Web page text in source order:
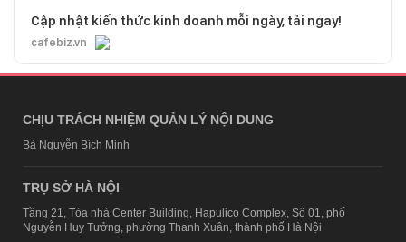
Cập nhật kiến thức kinh doanh mỗi ngày, tải ngay!
cafebiz.vn
CHỊU TRÁCH NHIỆM QUẢN LÝ NỘI DUNG
Bà Nguyễn Bích Minh
TRỤ SỞ HÀ NỘI
Tầng 21, Tòa nhà Center Building, Hapulico Complex, Số 01, phố
Nguyễn Huy Tưởng, phường Thanh Xuân, thành phố Hà Nội